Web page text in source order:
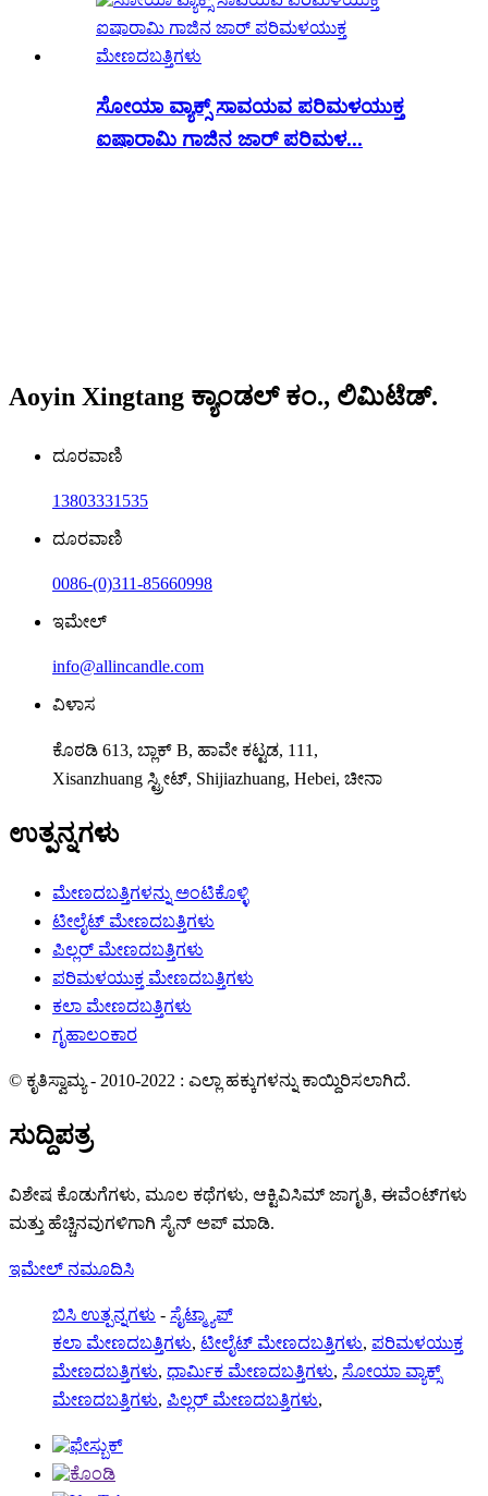
ಸೋಯಾ ವ್ಯಾಕ್ಸ್ ಸಾವಯವ ಪರಿಮಳಯುಕ್ತ
ಐಷಾರಾಮಿ ಗಾಜಿನ ಜಾರ್ ಪರಿಮಳ...
Aoyin Xingtang ಕ್ಯಾಂಡಲ್ ಕಂ., ಲಿಮಿಟೆಡ್.
ದೂರವಾಣಿ
13803331535
ದೂರವಾಣಿ
0086-(0)311-85660998
ಇಮೇಲ್
info@allincandle.com
ವಿಳಾಸ
ಕೊಠಡಿ 613, ಬ್ಲಾಕ್ B, ಹಾವೇ ಕಟ್ಟಡ, 111,
Xisanzhuang ಸ್ಟ್ರೀಟ್, Shijiazhuang, Hebei, ಚೀನಾ
ಉತ್ಪನ್ನಗಳು
ಮೇಣದಬತ್ತಿಗಳನ್ನು ಅಂಟಿಕೊಳ್ಳಿ
ಟೀಲೈಟ್ ಮೇಣದಬತ್ತಿಗಳು
ಪಿಲ್ಲರ್ ಮೇಣದಬತ್ತಿಗಳು
ಪರಿಮಳಯುಕ್ತ ಮೇಣದಬತ್ತಿಗಳು
ಕಲಾ ಮೇಣದಬತ್ತಿಗಳು
ಗೃಹಾಲಂಕಾರ
© ಕೃತಿಸ್ವಾಮ್ಯ - 2010-2022 : ಎಲ್ಲಾ ಹಕ್ಕುಗಳನ್ನು ಕಾಯ್ದಿರಿಸಲಾಗಿದೆ.
ಸುದ್ದಿಪತ್ರ
ವಿಶೇಷ ಕೊಡುಗೆಗಳು, ಮೂಲ ಕಥೆಗಳು, ಆಕ್ಟಿವಿಸಿಮ್ ಜಾಗೃತಿ, ಈವೆಂಟ್‌ಗಳು
ಮತ್ತು ಹೆಚ್ಚಿನವುಗಳಿಗಾಗಿ ಸೈನ್ ಅಪ್ ಮಾಡಿ.
ಇಮೇಲ್ ನಮೂದಿಸಿ
ಬಿಸಿ ಉತ್ಪನ್ನಗಳು - ಸೈಟ್ಮ್ಯಾಪ್
ಕಲಾ ಮೇಣದಬತ್ತಿಗಳು, ಟೀಲೈಟ್ ಮೇಣದಬತ್ತಿಗಳು, ಪರಿಮಳಯುಕ್ತ
ಮೇಣದಬತ್ತಿಗಳು, ಧಾರ್ಮಿಕ ಮೇಣದಬತ್ತಿಗಳು, ಸೋಯಾ ವ್ಯಾಕ್ಸ್
ಮೇಣದಬತ್ತಿಗಳು, ಪಿಲ್ಲರ್ ಮೇಣದಬತ್ತಿಗಳು,